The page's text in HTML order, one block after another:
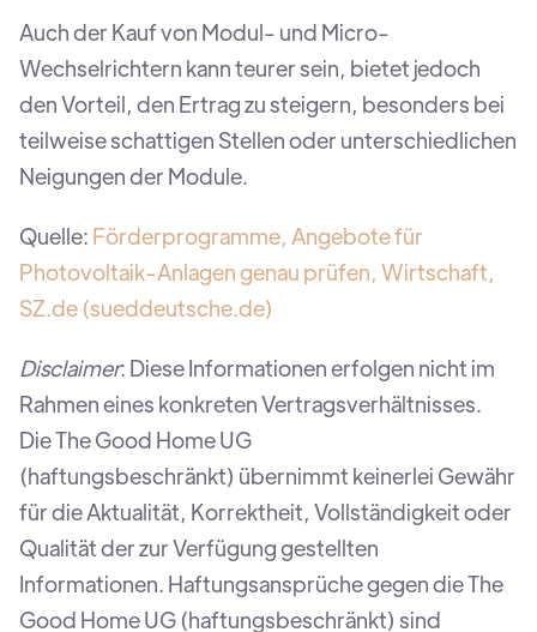
Auch der Kauf von Modul- und Micro-
Wechselrichtern kann teurer sein, bietet jedoch
den Vorteil, den Ertrag zu steigern, besonders bei
teilweise schattigen Stellen oder unterschiedlichen
Neigungen der Module.
Quelle: Förderprogramme, Angebote für
Photovoltaik-Anlagen genau prüfen, Wirtschaft,
SZ.de (sueddeutsche.de)
Disclaimer: Diese Informationen erfolgen nicht im
Rahmen eines konkreten Vertragsverhältnisses.
Die The Good Home UG
(haftungsbeschränkt) übernimmt keinerlei Gewähr
für die Aktualität, Korrektheit, Vollständigkeit oder
Qualität der zur Verfügung gestellten
Informationen. Haftungsansprüche gegen die The
Good Home UG (haftungsbeschränkt) sind